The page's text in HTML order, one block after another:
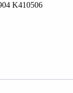
K410506